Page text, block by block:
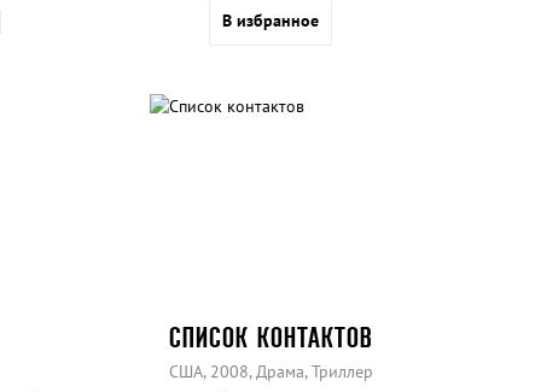
В избранное
СПИСОК КОНТАКТОВ
США, 2008, Драма, Триллер